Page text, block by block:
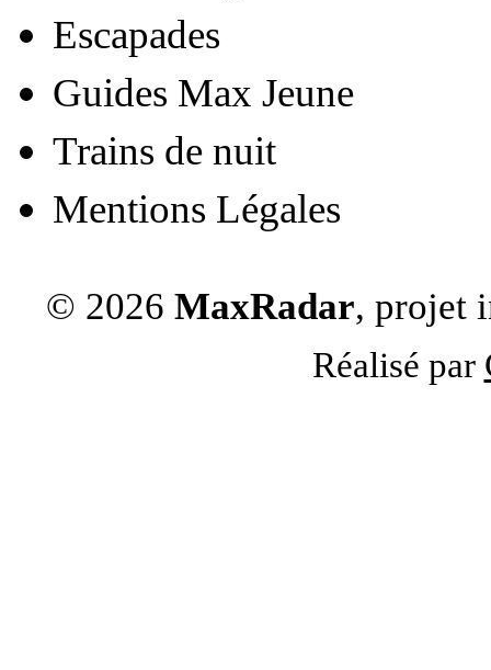
Escapades
Guides Max Jeune
Trains de nuit
Mentions Légales
© 2026 MaxRadar, projet
Réalisé par